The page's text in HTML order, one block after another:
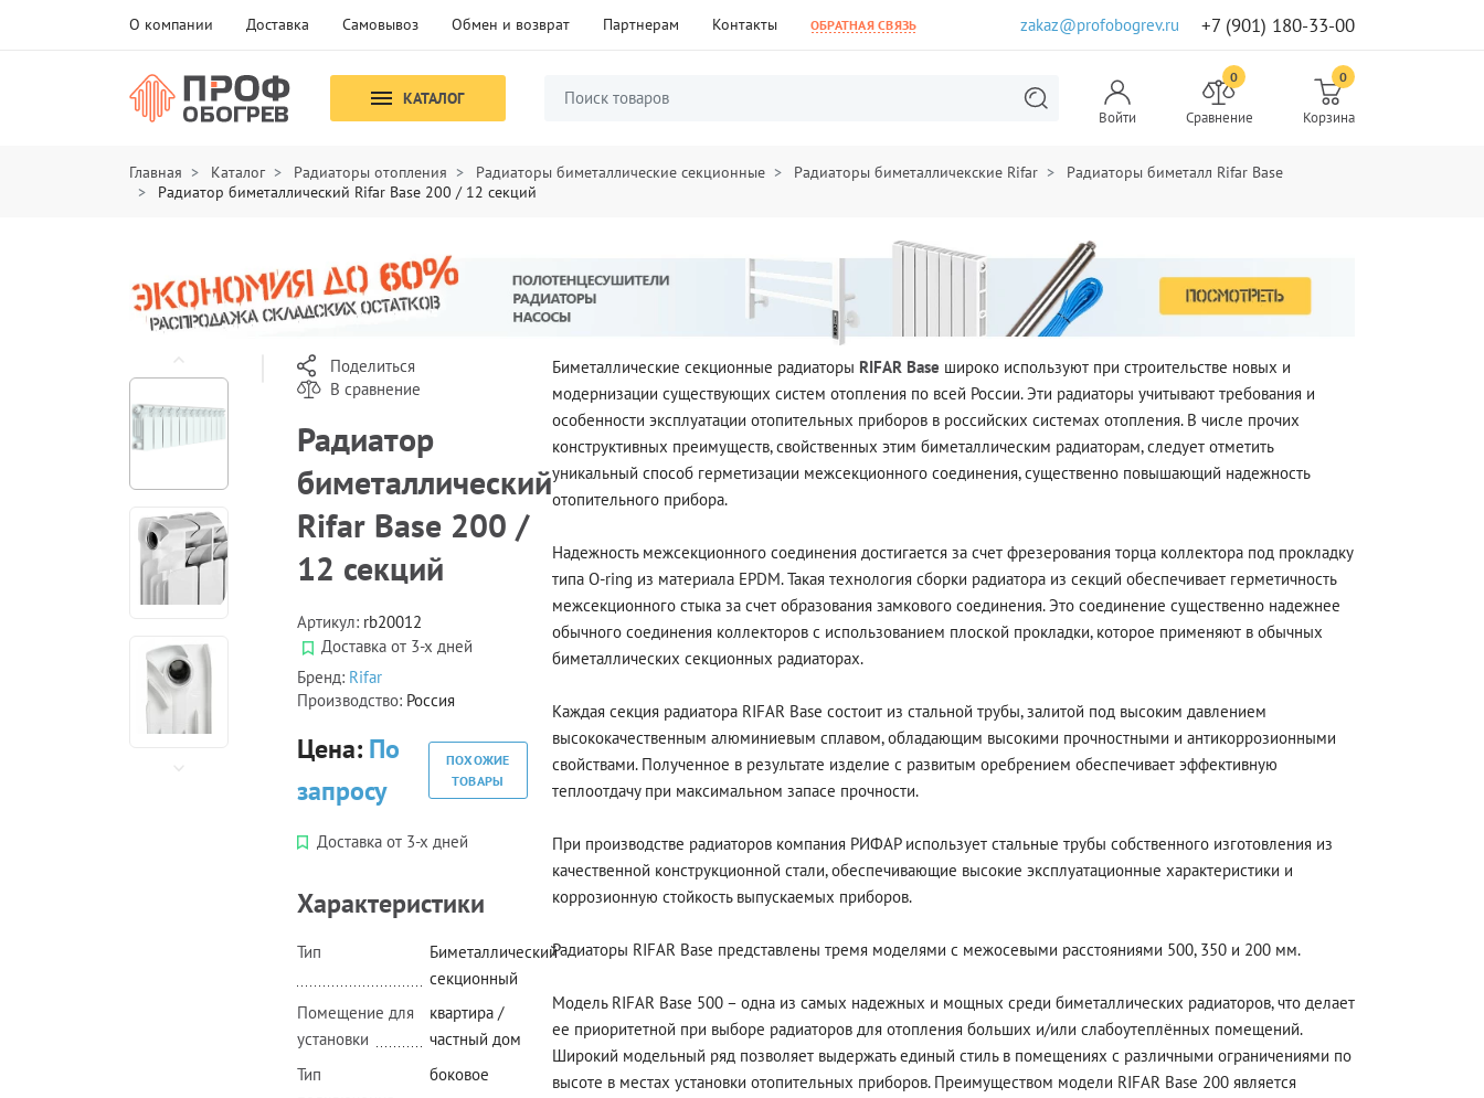
О компании Доставка Самовывоз Обмен и возврат Партнерам Контакты ОБРАТНАЯ СВЯЗЬ zakaz@profobogrev.ru +7 (901) 180-33-00
КАТАЛОГ
Войти
0
Сравнение
0
Корзина
Главная Каталог Радиаторы отопления Радиаторы биметаллические секционные Радиаторы биметалличекские Rifar
Радиаторы биметалл Rifar Base
Радиатор биметаллический Rifar Base 200 / 12 секций
Поделиться
В сравнение
Радиатор
биметаллический
Rifar Base 200 /
12 секций
Артикул: rb20012
Доставка от 3-х дней
Бренд: Rifar
Производство: Россия
Цена: По
запросу
ПОХОЖИЕ
ТОВАРЫ
Доставка от 3-х дней
Характеристики
Тип
Биметаллический
секционный
Помещение для
установки
квартира /
частный дом
Тип
боковое
Биметаллические секционные радиаторы RIFAR Base широко используют при строительстве новых и
модернизации существующих систем отопления по всей России. Эти радиаторы учитывают требования и
особенности эксплуатации отопительных приборов в российских системах отопления. В числе прочих
конструктивных преимуществ, свойственных этим биметаллическим радиаторам, следует отметить
уникальный способ герметизации межсекционного соединения, существенно повышающий надежность
отопительного прибора.
Надежность межсекционного соединения достигается за счет фрезерования торца коллектора под прокладку
типа O-ring из материала EPDM. Такая технология сборки радиатора из секций обеспечивает герметичность
межсекционного стыка за счет образования замкового соединения. Это соединение существенно надежнее
обычного соединения коллекторов с использованием плоской прокладки, которое применяют в обычных
биметаллических секционных радиаторах.
Каждая секция радиатора RIFAR Base состоит из стальной трубы, залитой под высоким давлением
высококачественным алюминиевым сплавом, обладающим высокими прочностными и антикоррозионными
свойствами. Полученное в результате изделие с развитым оребрением обеспечивает эффективную
теплоотдачу при максимальном запасе прочности.
При производстве радиаторов компания РИФАР использует стальные трубы собственного изготовления из
качественной конструкционной стали, обеспечивающие высокие эксплуатационные характеристики и
коррозионную стойкость выпускаемых приборов.
Радиаторы RIFAR Base представлены тремя моделями с межосевыми расстояниями 500, 350 и 200 мм.
Модель RIFAR Base 500 – одна из самых надежных и мощных среди биметаллических радиаторов, что делает
ее приоритетной при выборе радиаторов для отопления больших и/или слабоутеплённых помещений.
Широкий модельный ряд позволяет выдержать единый стиль в помещениях с различными ограничениями по
высоте в местах установки отопительных приборов. Преимуществом модели RIFAR Base 200 является